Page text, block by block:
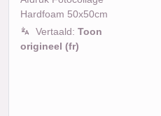
Hardfoam 50x50cm
Vertaald: Toon
origineel (fr)